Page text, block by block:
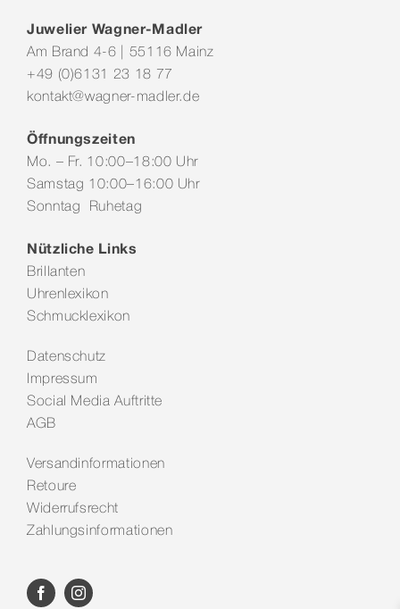
Juwelier Wagner-Madler
Am Brand 4-6 | 55116 Mainz
+49 (0)6131 23 18 77
kontakt@wagner-madler.de
Öffnungszeiten
Mo. – Fr. 10:00–18:00 Uhr
Samstag 10:00–16:00 Uhr
Sonntag Ruhetag
Nützliche Links
Brillanten
Uhrenlexikon
Schmucklexikon
Datenschutz
Impressum
Social Media Auftritte
AGB
Versandinformationen
Retoure
Widerrufsrecht
Zahlungsinformationen